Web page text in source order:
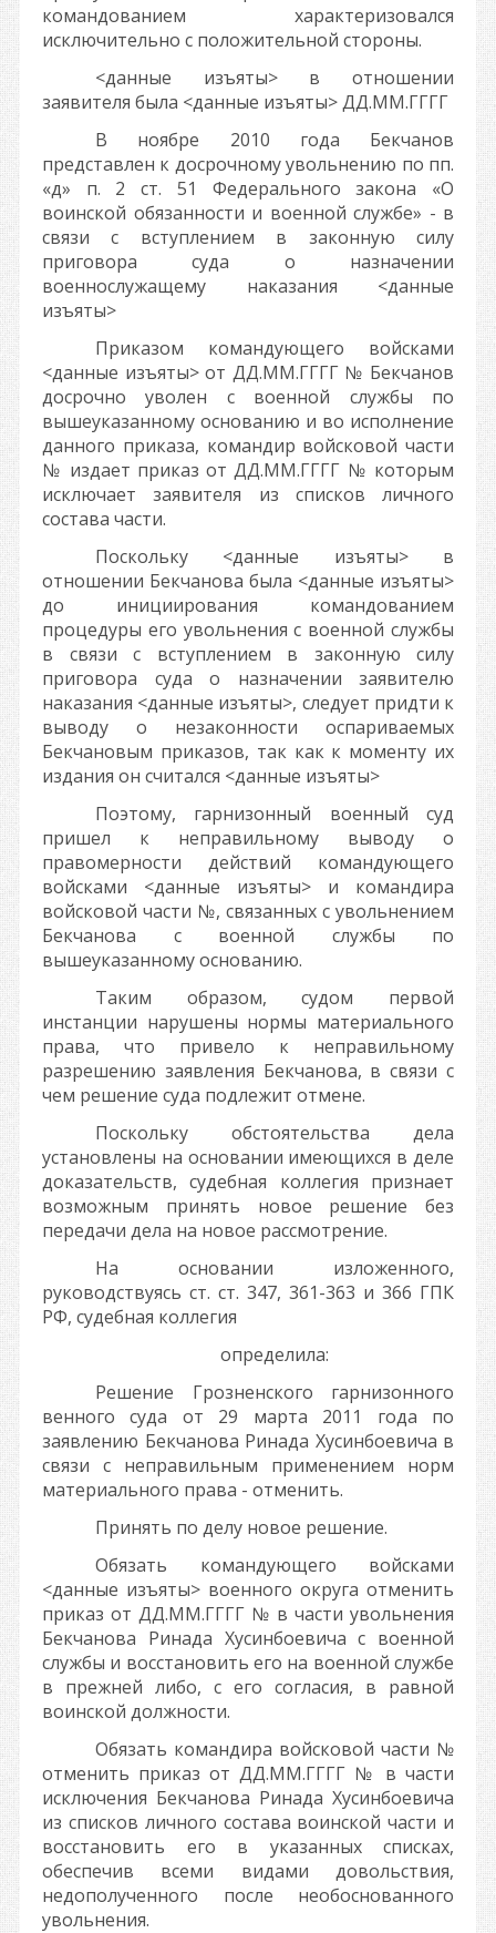
командованием характеризовался
исключительно с положительной стороны.
<данные изъяты>в отношении
заявителя была <данные изъяты>ДД.ММ.ГГГГ
В ноябре 2010 года Бекчанов
представлен к досрочному увольнению по пп.
«д» п. 2 ст. 51 Федерального закона «О
воинской обязанности и военной службе» - в
связи с вступлением в законную силу
приговора суда о назначении
военнослужащему наказания <данные
изъяты>
Приказом командующего войсками
<данные изъяты>от ДД.ММ.ГГГГ № Бекчанов
досрочно уволен с военной службы по
вышеуказанному основанию и во исполнение
данного приказа, командир войсковой части
№ издает приказ отДД.ММ.ГГГГ № которым
исключает заявителя из списков личного
состава части.
Поскольку <данные изъяты>в
отношении Бекчанова была <данные изъяты>
до инициирования командованием
процедуры его увольнения с военной службы
в связи с вступлением в законную силу
приговора суда о назначении заявителю
наказания <данные изъяты>, следует придти к
выводу о незаконности оспариваемых
Бекчановым приказов, так как к моменту их
издания он считался <данные изъяты>
Поэтому, гарнизонный военный суд
пришел к неправильному выводу о
правомерности действий командующего
войсками <данные изъяты> и командира
войсковой части №, связанных с увольнением
Бекчанова с военной службы по
вышеуказанному основанию.
Таким образом, судом первой
инстанции нарушены нормы материального
права, что привело к неправильному
разрешению заявления Бекчанова, в связи с
чем решение суда подлежит отмене.
Поскольку обстоятельства дела
установлены на основании имеющихся в деле
доказательств, судебная коллегия признает
возможным принять новое решение без
передачи дела на новое рассмотрение.
На основании изложенного,
руководствуясь ст. ст. 347, 361-363 и 366 ГПК
РФ, судебная коллегия
определила:
Решение Грозненского гарнизонного
венного суда от 29 марта 2011 года по
заявлению Бекчанова Ринада Хусинбоевича в
связи с неправильным применением норм
материального права - отменить.
Принять по делу новое решение.
Обязать командующего войсками
<данные изъяты> военного округа отменить
приказ от ДД.ММ.ГГГГ № в части увольнения
Бекчанова Ринада Хусинбоевича с военной
службы и восстановить его на военной службе
в прежней либо, с его согласия, в равной
воинской должности.
Обязать командира войсковой части №
отменить приказ от ДД.ММ.ГГГГ № в части
исключения Бекчанова Ринада Хусинбоевича
из списков личного состава воинской части и
восстановить его в указанных списках,
обеспечив всеми видами довольствия,
недополученного после необоснованного
увольнения.